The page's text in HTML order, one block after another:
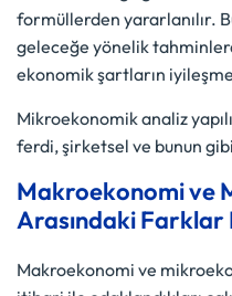
formüllerden yararlanılır.
geleceğe yönelik
ekonomik şartların
Mikroekonomik analiz
ferdi, şirketsel ve bunun
Makroekonomi ve
Arasındaki Farklar
Makroekonomi ve